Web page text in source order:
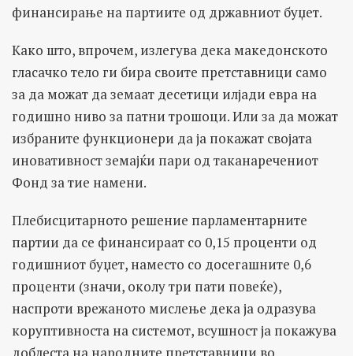
финансирање на партиите од државниот буџет.
Како што, впрочем, излегува дека македонското
гласачко тело ги бира своите претставници само
за да можат да земаат десетици илјади евра на
годишно ниво за патни трошоци. Или за да можат
избраните функционери да ја покажат својата
иновативност земајќи пари од таканаречениот
Фонд за тие намени.
Плебисцитарното решение парламентарните
партии да се финансираат со 0,15 проценти од
годишниот буџет, наместо со досегашните 0,6
проценти (значи, околу три пати повеќе),
наспроти врежаното мислење дека ја одразува
коруптивноста на системот, всушност ја покажува